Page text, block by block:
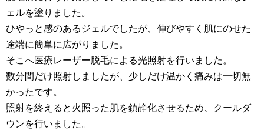
ェルを塗りました。
ひやっと感のあるジェルでしたが、伸びやすく肌にのせた
途端に簡単に広がりました。
そこへ医療レーザー脱毛による光照射を行いました。
数分間だけ照射しましたが、少しだけ温かく痛みは一切無
かったです。
照射を終えると火照った肌を鎮静化させるため、クールダ
ウンを行いました。